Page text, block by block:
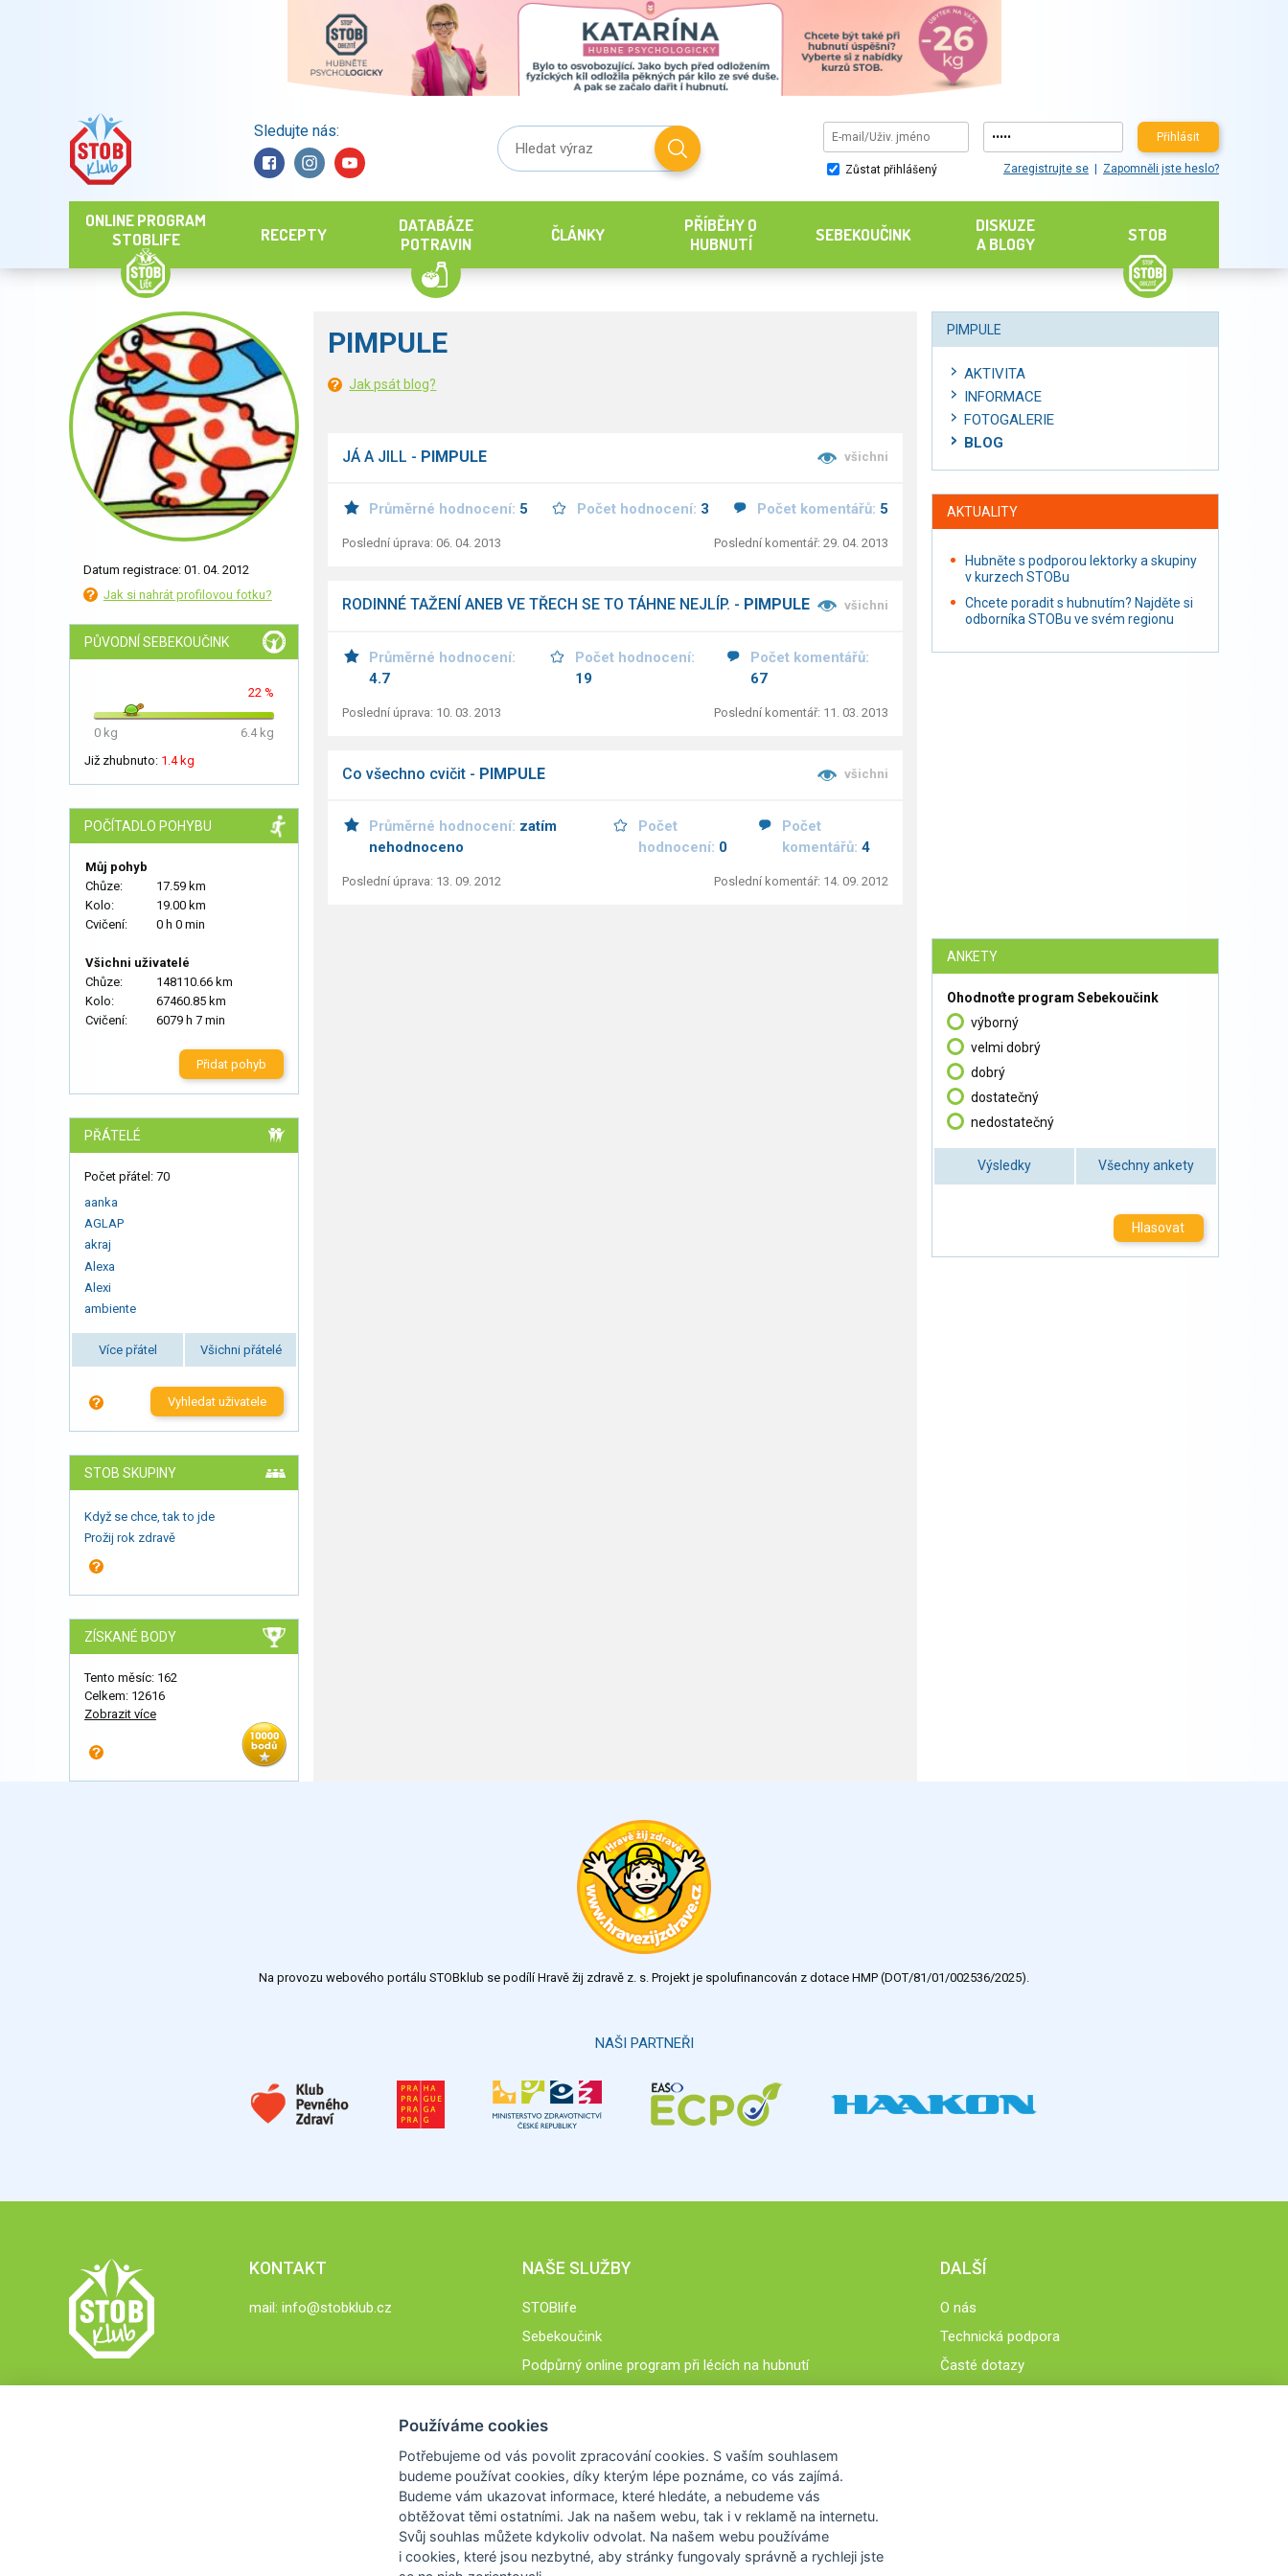
Sledujte nás: Přihlásit
Zůstat přihlášený Zaregistrujte se Zapomněli jste heslo?
ONLINE PROGRAM
STOBLIFE
RECEPTY
DATABÁZE
POTRAVIN
ČLÁNKY
PŘÍBĚHY O
HUBNUTÍ
SEBEKOUČINK
DISKUZE
A BLOGY
STOB
Datum registrace: 01. 04. 2012
Jak si nahrát profilovou fotku?
PŮVODNÍ SEBEKOUČINK
22 %
0 kg
6.4 kg
Již zhubnuto: 1.4 kg
POČÍTADLO POHYBU
Můj pohyb
Chůze:
17.59 km
Kolo:
19.00 km
Cvičení:
0 h 0 min
Všichni uživatelé
Chůze:
148110.66 km
Kolo:
67460.85 km
Cvičení:
6079 h 7 min
Přidat pohyb
PŘÁTELÉ
Počet přátel: 70
aanka
AGLAP
akraj
Alexa
Alexi
ambiente
Více přátel Všichni přátelé
Vyhledat uživatele
STOB SKUPINY
Když se chce, tak to jde
Prožij rok zdravě
ZÍSKANÉ BODY
Tento měsíc: 162
Celkem: 12616
Zobrazit více
PIMPULE
Jak psát blog?
JÁ A JILL - PIMPULE všichni
Průměrné hodnocení: 5 Počet hodnocení: 3 Počet komentářů: 5
Poslední úprava: 06. 04. 2013 Poslední komentář: 29. 04. 2013
RODINNÉ TAŽENÍ ANEB VE TŘECH SE TO TÁHNE NEJLÍP. - PIMPULE všichni
Průměrné hodnocení:
4.7
Počet hodnocení:
19
Počet komentářů:
67
Poslední úprava: 10. 03. 2013 Poslední komentář: 11. 03. 2013
Co všechno cvičit - PIMPULE všichni
Průměrné hodnocení: zatím
nehodnoceno
Počet
hodnocení: 0
Počet
komentářů: 4
Poslední úprava: 13. 09. 2012 Poslední komentář: 14. 09. 2012
PIMPULE
AKTIVITA
INFORMACE
FOTOGALERIE
BLOG
AKTUALITY
Hubněte s podporou lektorky a skupiny
v kurzech STOBu
Chcete poradit s hubnutím? Najděte si
odborníka STOBu ve svém regionu
ANKETY
Ohodnoťte program Sebekoučink
výborný
velmi dobrý
dobrý
dostatečný
nedostatečný
Výsledky Všechny ankety
Hlasovat
Na provozu webového portálu STOBklub se podílí Hravě žij zdravě z. s. Projekt je spolufinancován z dotace HMP (DOT/81/01/002536/2025).
NAŠI PARTNEŘI
KONTAKT
mail: info@stobklub.cz
NAŠE SLUŽBY
STOBlife
Sebekoučink
Podpůrný online program při lécích na hubnutí
DALŠÍ
O nás
Technická podpora
Časté dotazy
Používáme cookies
Potřebujeme od vás povolit zpracování cookies. S vaším souhlasem
budeme používat cookies, díky kterým lépe poznáme, co vás zajímá.
Budeme vám ukazovat informace, které hledáte, a nebudeme vás
obtěžovat těmi ostatními. Jak na našem webu, tak i v reklamě na internetu.
Svůj souhlas můžete kdykoliv odvolat. Na našem webu používáme
i cookies, které jsou nezbytné, aby stránky fungovaly správně a rychleji jste